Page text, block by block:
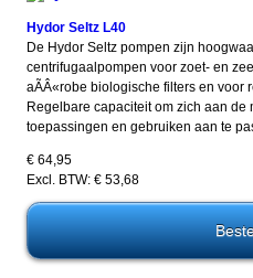
Hydor Seltz L40
De Hydor Seltz pompen zijn
centrifugaalpompen voor zoet- en
aÃÂ«robe biologische filters en voor
Regelbare capaciteit om zich aan de
toepassingen en gebruiken aan te
€ 64,95
Excl. BTW: € 53,68